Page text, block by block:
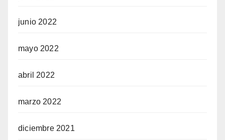
junio 2022
mayo 2022
abril 2022
marzo 2022
diciembre 2021